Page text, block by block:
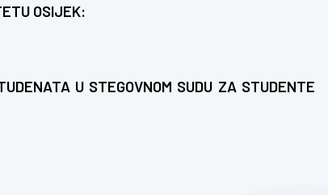
OSIJEK:
U STEGOVNOM SUDU ZA STUDENTE